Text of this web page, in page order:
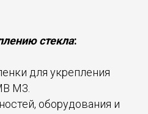
стекла:
для укрепления
М3.
оборудования и